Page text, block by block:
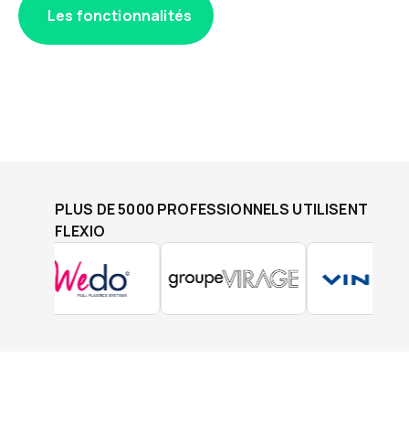
Les fonctionnalités
PLUS DE 5000 PROFESSIONNELS UTILISENT
FLEXIO